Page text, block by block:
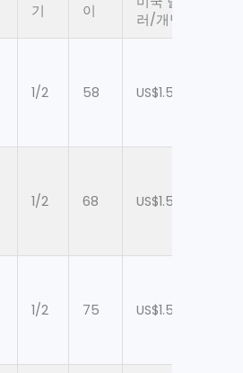
기
이
러/개당
1/2 58 US$1.59
1/2 68 US$1.59
1/2 75 US$1.59